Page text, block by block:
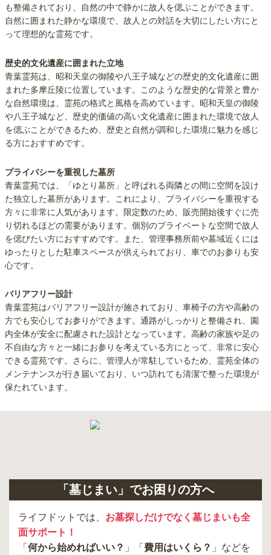
も整備されており、自然の中で静かに故人を偲ぶことができます。
自然に囲まれた静かな環境で、故人との対話を大切にしたい方にと
って理想的な霊苑です。
歴史的文化遺産に囲まれた立地
青葉霊苑は、昭和天皇の御陵や八王子城などの歴史的文化遺産に囲
まれた多摩丘陵に位置しています。このような歴史的な背景と豊か
な自然環境は、霊苑の格式と風格を高めています。昭和天皇の御陵
や八王子城など、歴史的価値の高い文化遺産に囲まれた環境で故人
を偲ぶことができるため、歴史と自然が調和した環境に魅力を感じ
る方におすすめです。
プライバシーを重視した墓所
青葉霊苑では、「ゆとり墓所」と呼ばれる両隣との間に空間を設け
た独立した墓所があります。これにより、プライバシーを重視する
方々に非常に人気があります。限定数のため、販売開始後すぐに売
り切れるほどの需要があります。個別のプライベートな空間で故人
を偲びたい方におすすめです。また、管理事務所前や墓域近くには
ゆったりとした駐車スペースが供えられており、車でのお参りも安
心です。
バリアフリー設計
青葉霊苑はバリアフリー設計が施されており、車椅子の方や高齢の
方でも安心してお参りができます。通路がしっかりと整備され、園
内全体が安全に配慮された設計となっています。高齢の家族や足の
不自由な方々と一緒にお参りを考えている方にとって、非常に安心
できる霊苑です。さらに、管理人が常駐しているため、霊苑全体の
メンテナンスが行き届いており、いつ訪れても清潔で整った環境が
保たれています。
「墓じまい」でお困りの方へ
ライフドットでは、 お墓探しだけでなく墓じまいも全
面サポート！
「 何から始めればいい？ 」「 費用はいくら？ 」などを